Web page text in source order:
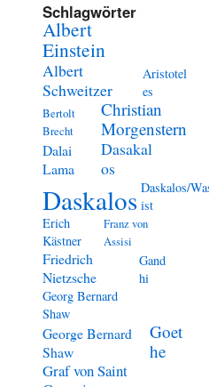
Schlagwörter
Albert
Einstein
Albert
Schweitzer
Aristotel
es
Bertolt
Brecht
Christian
Morgenstern
Dalai
Lama
Dasakal
os
Daskalos Daskalos/
ist
Erich
Kästner
Franz von
Assisi
Friedrich
Nietzsche
Gand
hi
Georg Bernard
Shaw
George Bernard
Shaw
Goet
he
Graf von Saint